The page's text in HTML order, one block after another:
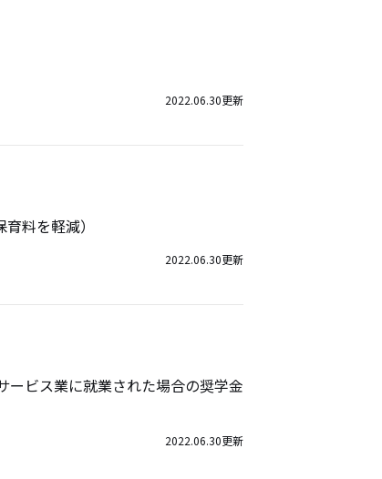
2022.06.30更新
料を軽減）
2022.06.30更新
ービス業に就業された場合の奨学金
2022.06.30更新